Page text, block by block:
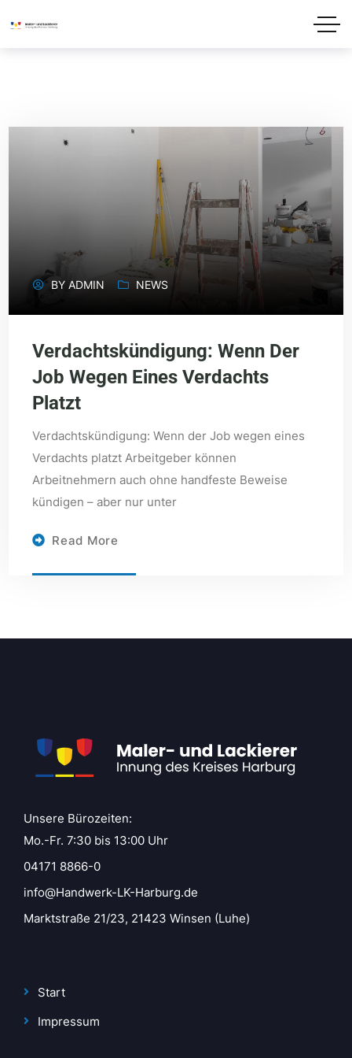
BYADMIN NEWS
Verdachtskündigung: Wenn Der
Job Wegen Eines Verdachts
Platzt
Verdachtskündigung: Wenn der Job wegen eines
Verdachts platzt Arbeitgeber können
Arbeitnehmern auch ohne handfeste Beweise
kündigen – aber nur unter
Read More
Unsere Bürozeiten:
Mo.-Fr. 7:30 bis 13:00 Uhr
04171 8866-0
info@Handwerk-LK-Harburg.de
Marktstraße 21/23, 21423 Winsen (Luhe)
Start
Impressum